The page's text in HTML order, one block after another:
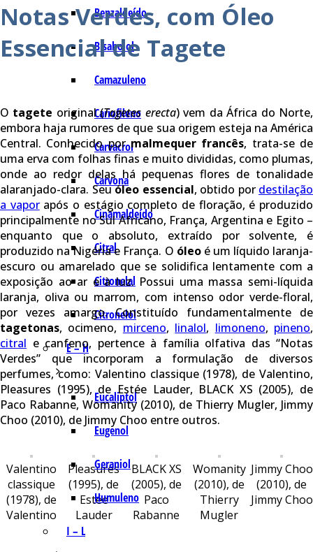
Benzaldeído
Bisabolol
Camazuleno
Cariofileno
Carvacrol
Carvona
Cinamaldeído
Citral
Citronelal
Citronelol
E – H
Eucaliptol
Eugenol
Geraniol
Humuleno
I – L
Notas Verdes, com Óleo
Essencial de Tagete
O tagete original (Tagetes erecta) vem da África do Norte,
embora haja rumores de que sua origem esteja na América
Central. Conhecido pormalmequer francês, trata-se de
uma erva com folhas finas e muito divididas, como plumas,
onde ao redor delas há pequenas flores de tonalidade
alaranjado-clara. Seuóleo essencial, obtido por destilação
a vaporapós o estágio completo de floração, é produzido
principalmente no Sul Africano, França, Argentina e Egito –
enquanto que o absoluto, extraído por solvente, é
produzido na Nigéria e França. O óleoé um líquido laranja-
escuro ou amarelado que se solidifica lentamente com a
exposição ao ar e à luz. Possui uma massa semi-líquida
laranja, oliva ou marrom, com intenso odor verde-floral,
por vezes amargo. Constituído fundamentalmente de
tagetonas, ocimeno, mirceno, linalol, limoneno, pineno,
citral e canfeno, pertence à família olfativa das “Notas
Verdes” que incorporam a formulação de diversos
perfumes, como: Valentino classique (1978), de Valentino,
Pleasures (1995), de Estée Lauder, BLACK XS (2005), de
Paco Rabanne, Womanity (2010), de Thierry Mugler, Jimmy
Choo (2010), de Jimmy Choo entre outros.
Valentino
classique
(1978), de
Valentino
Pleasures
(1995), de
Estée
Lauder
BLACK XS
(2005), de
Paco
Rabanne
Womanity
(2010), de
Thierry
Mugler
Jimmy Choo
(2010), de
Jimmy Choo